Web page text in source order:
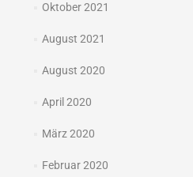
Oktober 2021
August 2021
August 2020
April 2020
März 2020
Februar 2020